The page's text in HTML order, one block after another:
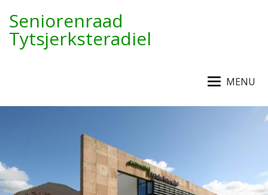
Seniorenraad
Tytsjerksteradiel
MENU